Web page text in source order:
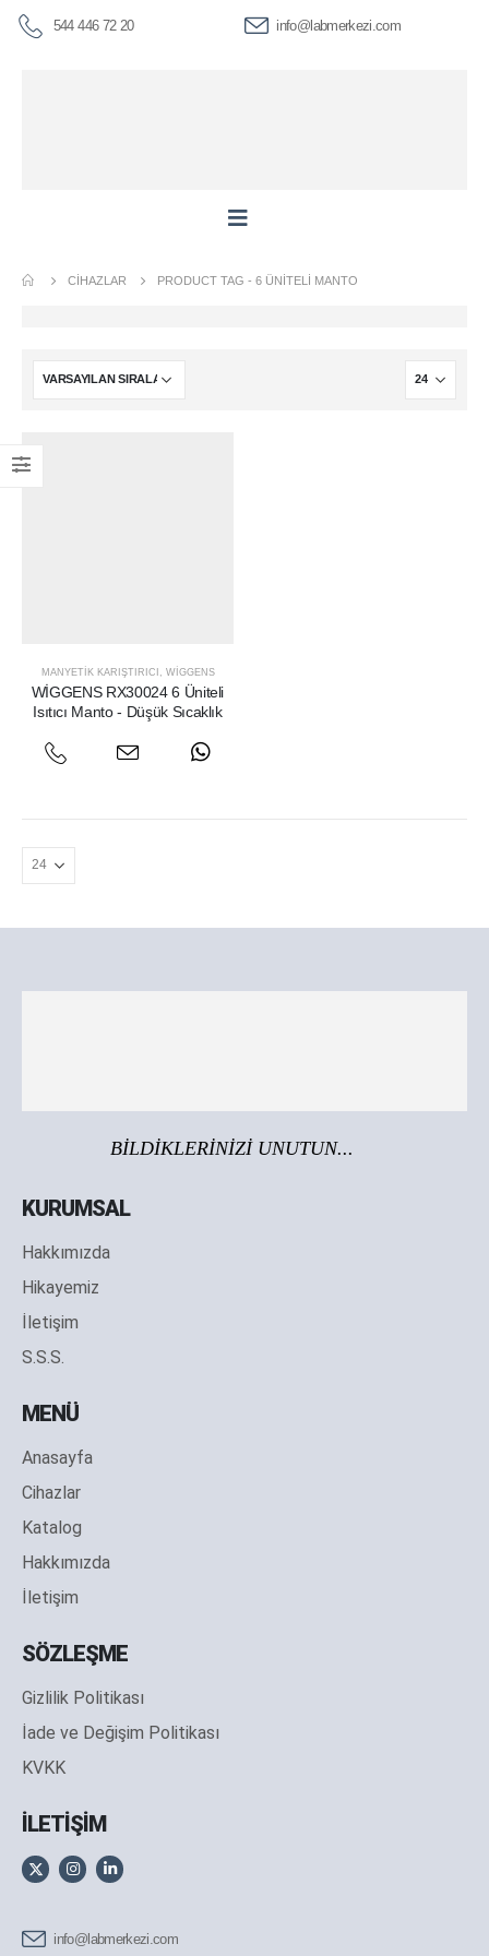
544 446 72 20 info@labmerkezi.com
CIHAZLAR PRODUCT TAG - 6 ÜNITELI MANTO
MANYETIK KARIŞTIRICI WIGGENS
WİGGENS RX30024 6 Üniteli
Isıtıcı Manto - Düşük Sıcaklık
BİLDİKLERİNİZİ UNUTUN...
KURUMSAL
Hakkımızda
Hikayemiz
İletişim
S.S.S.
MENÜ
Anasayfa
Cihazlar
Katalog
Hakkımızda
İletişim
SÖZLEŞME
Gizlilik Politikası
İade ve Değişim Politikası
KVKK
İLETİŞİM
info@labmerkezi.com